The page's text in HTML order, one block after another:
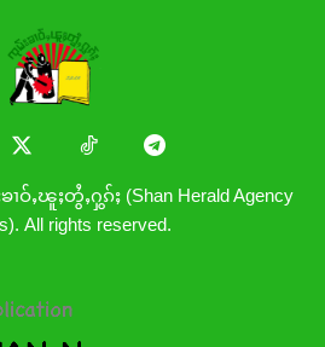
ၢဝ်ႇၽူႈတွႆႇႁွၵ်ႈ (Shan Herald Agency
All rights reserved.